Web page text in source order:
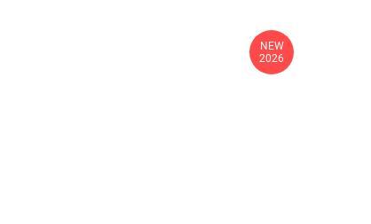
NEW
2026